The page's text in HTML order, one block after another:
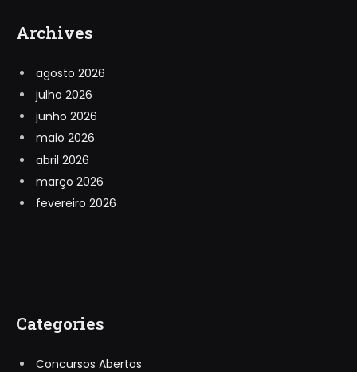
Archives
agosto 2026
julho 2026
junho 2026
maio 2026
abril 2026
março 2026
fevereiro 2026
Categories
Concursos Abertos